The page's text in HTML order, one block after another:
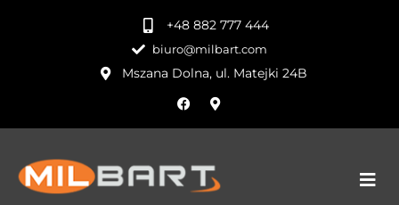
+48 882 777 444
biuro@milbart.com
Mszana Dolna, ul. Matejki 24B